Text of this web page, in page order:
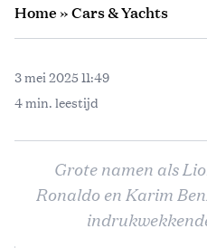
Home»Cars & Yachts
3 mei 2025 11:49
4 min. leestijd
Grote namen als
Ronaldo en Karim